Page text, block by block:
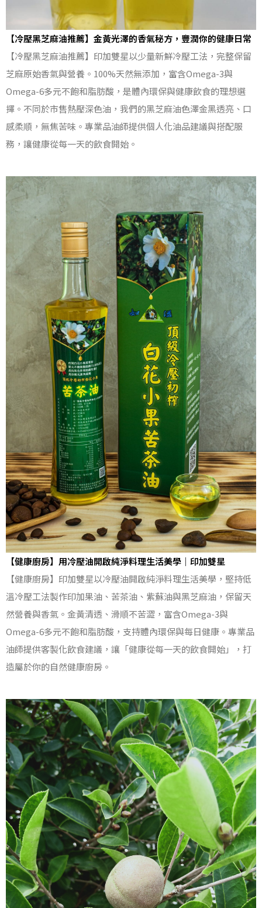
【冷壓黑芝麻油推薦】金黃光澤的香氣秘方，豐潤你的健康日常
【冷壓黑芝麻油推薦】印加雙星以少量新鮮冷壓工法，完整保留
芝麻原始香氣與營養。100%天然無添加，富含Omega-3與
Omega-6多元不飽和脂肪酸，是體內環保與健康飲食的理想選
擇。不同於市售熱壓深色油，我們的黑芝麻油色澤金黑透亮、口
感柔順，無焦苦味。專業品油師提供個人化油品建議與搭配服
務，讓健康從每一天的飲食開始。
【健康廚房】用冷壓油開啟純淨料理生活美學｜印加雙星
【健康廚房】印加雙星以冷壓油開啟純淨料理生活美學，堅持低
溫冷壓工法製作印加果油、苦茶油、紫蘇油與黑芝麻油，保留天
然營養與香氣。金黃清透、滑順不苦澀，富含Omega-3與
Omega-6多元不飽和脂肪酸，支持體內環保與每日健康。專業品
油師提供客製化飲食建議，讓「健康從每一天的飲食開始」，打
造屬於你的自然健康廚房。